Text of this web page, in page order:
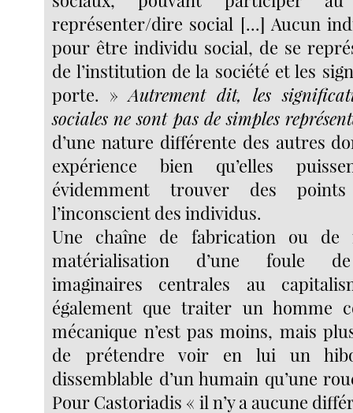
représenter/dire social [...] Aucun
pour être individu social, de se
de l’institution de la société et les
porte. »Autrement dit, les
sociales ne sont pas de simples
d’une nature différente des autres
expérience bien qu’elles
évidemment trouver des
l’inconscient des individus.
Une chaîne de fabrication ou de
matérialisation d’une foule
imaginaires centrales au
également que traiter un homme
mécanique n’est pas moins, mais
de prétendre voir en lui un
dissemblable d’un humain qu’une
Pour Castoriadis « il n’y a aucune